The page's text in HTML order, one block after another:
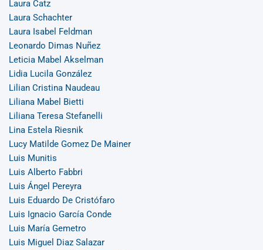
Laura Catz
Laura Schachter
Laura Isabel Feldman
Leonardo Dimas Nuñez
Leticia Mabel Akselman
Lidia Lucila González
Lilian Cristina Naudeau
Liliana Mabel Bietti
Liliana Teresa Stefanelli
Lina Estela Riesnik
Lucy Matilde Gomez De Mainer
Luis Munitis
Luis Alberto Fabbri
Luis Ángel Pereyra
Luis Eduardo De Cristófaro
Luis Ignacio García Conde
Luis María Gemetro
Luis Miguel Diaz Salazar